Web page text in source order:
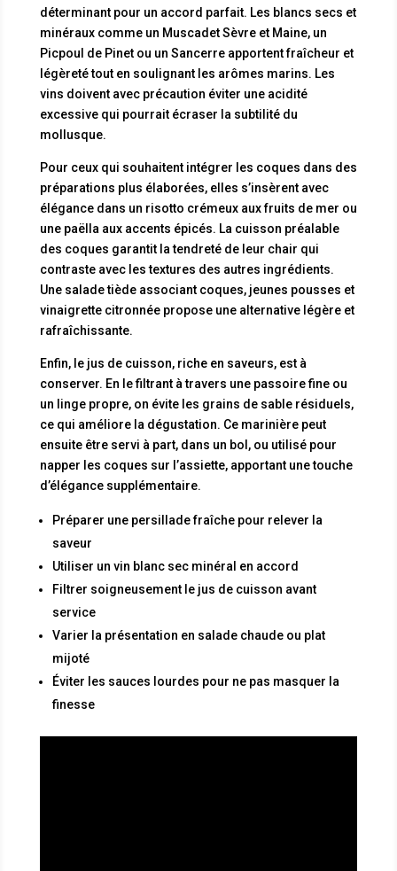
déterminant pour un accord parfait. Les blancs secs et
minéraux comme un Muscadet Sèvre et Maine, un
Picpoul de Pinet ou un Sancerre apportent fraîcheur et
légèreté tout en soulignant les arômes marins. Les
vins doivent avec précaution éviter une acidité
excessive qui pourrait écraser la subtilité du
mollusque.
Pour ceux qui souhaitent intégrer les coques dans des
préparations plus élaborées, elles s’insèrent avec
élégance dans un risotto crémeux aux fruits de mer ou
une paëlla aux accents épicés. La cuisson préalable
des coques garantit la tendreté de leur chair qui
contraste avec les textures des autres ingrédients.
Une salade tiède associant coques, jeunes pousses et
vinaigrette citronnée propose une alternative légère et
rafraîchissante.
Enfin, le jus de cuisson, riche en saveurs, est à
conserver. En le filtrant à travers une passoire fine ou
un linge propre, on évite les grains de sable résiduels,
ce qui améliore la dégustation. Ce marinière peut
ensuite être servi à part, dans un bol, ou utilisé pour
napper les coques sur l’assiette, apportant une touche
d’élégance supplémentaire.
Préparer une persillade fraîche pour relever la
saveur
Utiliser un vin blanc sec minéral en accord
Filtrer soigneusement le jus de cuisson avant
service
Varier la présentation en salade chaude ou plat
mijoté
Éviter les sauces lourdes pour ne pas masquer la
finesse